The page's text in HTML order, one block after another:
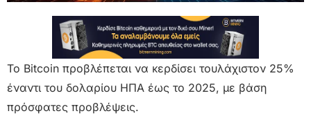
Το Bitcoin προβλέπεται να κερδίσει τουλάχιστον 25%
έναντι του δολαρίου ΗΠΑ έως το 2025, με βάση
πρόσφατες προβλέψεις.